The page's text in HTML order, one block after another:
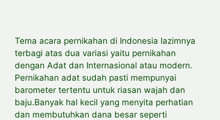
Tema acara pernikahan di Indonesia lazimnya
terbagi atas dua variasi yaitu pernikahan
dengan Adat dan Internasional atau modern.
Pernikahan adat sudah pasti mempunyai
barometer tertentu untuk riasan wajah dan
baju.Banyak hal kecil yang menyita perhatian
dan membutuhkan dana besar seperti